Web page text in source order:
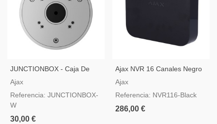
JUNCTIONBOX - Caja De
Conexión Para Cámaras Ajax
Ajax
Referencia: JUNCTIONBOX-
W
30,00 €
Ajax NVR 16 Canales Negro
— Grabador De Vídeo IP
Ajax
Referencia: NVR116-Black
286,00 €